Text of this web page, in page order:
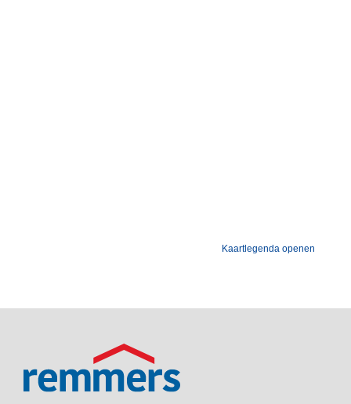
Kaartlegenda openen